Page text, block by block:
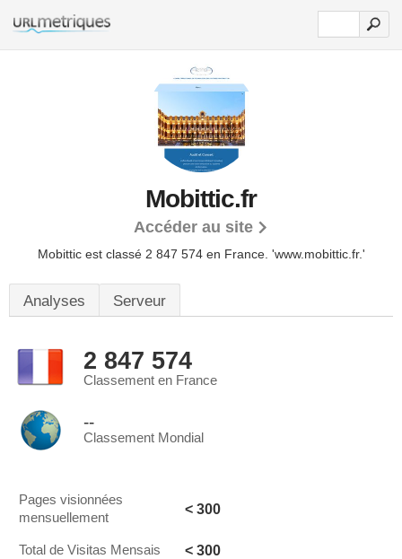
Mobittic.fr
Accéder au site
Mobittic est classé 2 847 574 en France. 'www.mobittic.fr.'
Analyses Serveur
2 847 574
Classement en France
--
Classement Mondial
Pages visionnées
mensuellement
< 300
Total de Visitas Mensais < 300